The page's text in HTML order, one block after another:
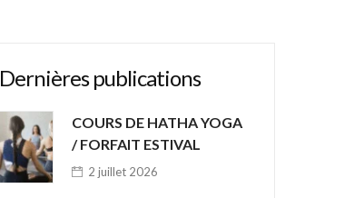
Dernières publications
COURS DE HATHA YOGA
/ FORFAIT ESTIVAL
2 juillet 2026